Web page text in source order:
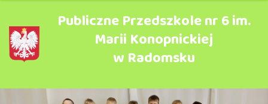
Publiczne Przedszkole nr 6 im.
Marii Konopnickiej
w Radomsku